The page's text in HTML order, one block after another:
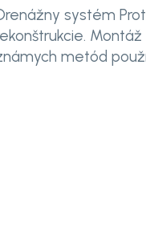
systém
metód